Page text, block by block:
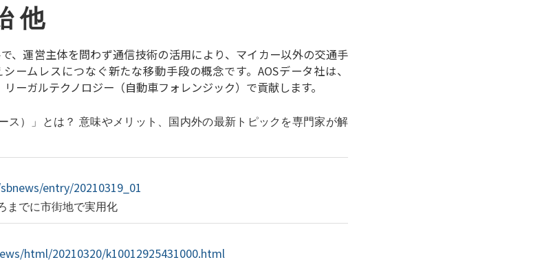
他
、運営主体を問わず通信技術の活用により、マイカー以外の交通手
ームレスにつなぐ新たな移動手段の概念です。AOSデータ社は、
ーガルテクノロジー（自動車フォレンジック）で貢献します。
ス）」とは？ 意味やメリット、国内外の最新トピックを専門家が解
entry/20210319_01
までに市街地で実用化
html/20210320/k10012925431000.html